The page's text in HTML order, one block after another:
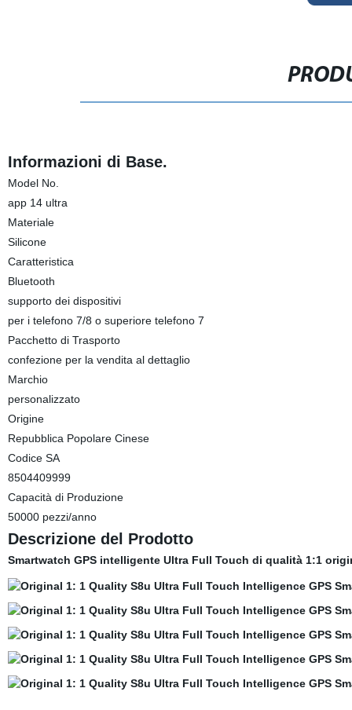
Informazioni di Base.
Model No.
app 14 ultra
Materiale
Silicone
Caratteristica
Bluetooth
supporto dei dispositivi
per i telefono 7/8 o superiore telefono 7
Pacchetto di Trasporto
confezione per la vendita al dettaglio
Marchio
personalizzato
Origine
Repubblica Popolare Cinese
Codice SA
8504409999
Capacità di Produzione
50000 pezzi/anno
Descrizione del Prodotto
Smartwatch GPS intelligente Ultra Full Touch di qualità 1:1